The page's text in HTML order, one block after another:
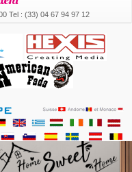
Tel : (33) 04 67 94 97 12